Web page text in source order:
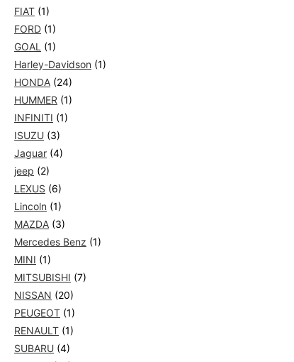
FIAT (1)
FORD (1)
GOAL (1)
Harley-Davidson (1)
HONDA (24)
HUMMER (1)
INFINITI (1)
ISUZU (3)
Jaguar (4)
jeep (2)
LEXUS (6)
Lincoln (1)
MAZDA (3)
Mercedes Benz (1)
MINI (1)
MITSUBISHI (7)
NISSAN (20)
PEUGEOT (1)
RENAULT (1)
SUBARU (4)